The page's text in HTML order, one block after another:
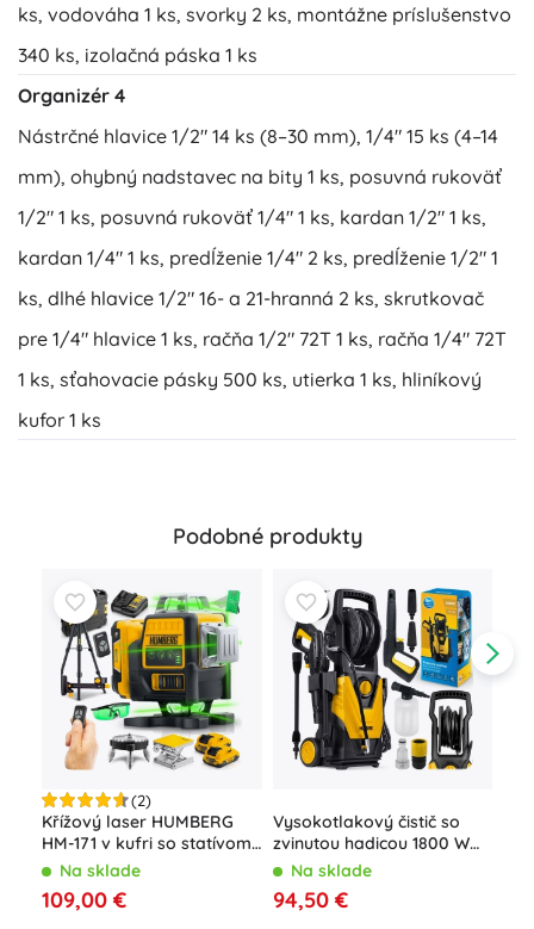
ks, vodováha 1 ks, svorky 2 ks, montážne príslušenstvo
340 ks, izolačná páska 1 ks
Organizér 4
Nástrčné hlavice 1/2" 14 ks (8–30 mm), 1/4" 15 ks (4–14
mm), ohybný nadstavec na bity 1 ks, posuvná rukoväť
1/2" 1 ks, posuvná rukoväť 1/4" 1 ks, kardan 1/2" 1 ks,
kardan 1/4" 1 ks, predĺženie 1/4" 2 ks, predĺženie 1/2" 1
ks, dlhé hlavice 1/2" 16- a 21-hranná 2 ks, skrutkovač
pre 1/4" hlavice 1 ks, račňa 1/2" 72T 1 ks, račňa 1/4" 72T
1 ks, sťahovacie pásky 500 ks, utierka 1 ks, hliníkový
kufor 1 ks
Podobné produkty
(2)
Křížový laser HUMBERG
HM-171 v kufri so statívom,
4D 16 línií, zelený lúč
Na sklade
109,00 €
Vysokotlakový čistič so
zvinutou hadicou 1800 W
Humberg HM-300, 230
Na sklade
94,50 €